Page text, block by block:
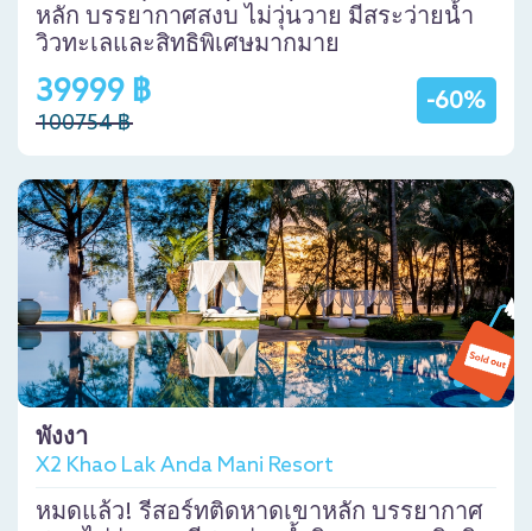
หลัก บรรยากาศสงบ ไม่วุ่นวาย มีสระว่ายน้ำ
วิวทะเลและสิทธิพิเศษมากมาย
-60%
39999 ฿
100754 ฿
พังงา
X2 Khao Lak Anda Mani Resort
หมดแล้ว! รีสอร์ทติดหาดเขาหลัก บรรยากาศ